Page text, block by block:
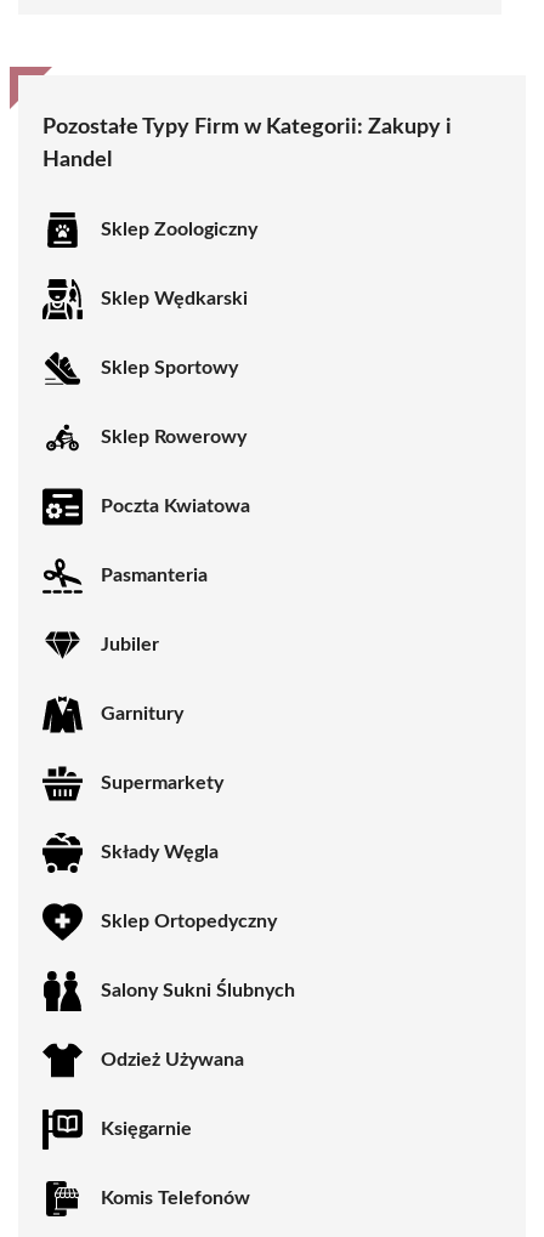
Pozostałe Typy Firm w Kategorii: Zakupy i
Handel
Sklep Zoologiczny
Sklep Wędkarski
Sklep Sportowy
Sklep Rowerowy
Poczta Kwiatowa
Pasmanteria
Jubiler
Garnitury
Supermarkety
Składy Węgla
Sklep Ortopedyczny
Salony Sukni Ślubnych
Odzież Używana
Księgarnie
Komis Telefonów